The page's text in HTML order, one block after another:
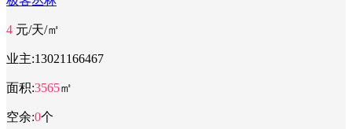
4 元/天/㎡
业主:13021166467
面积:3565㎡
空余:0个